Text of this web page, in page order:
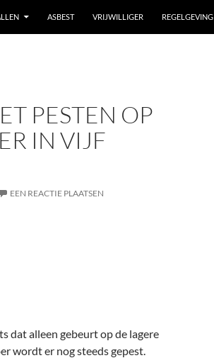
ASBEST VRIJWILLIGER REGELGEVING
PESTEN OP
IN VIJF
EEN REACTIE PLAATSEN
dat alleen gebeurt op de lagere
wordt er nog steeds gepest.